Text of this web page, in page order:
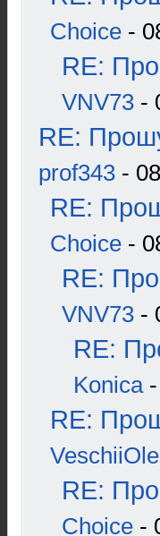
Choice -
RE:
VNV73 -
RE:
prof343 -
RE:
Choice -
RE:
VNV73 -
RE:
Konica-
RE:
RE:
Choice -